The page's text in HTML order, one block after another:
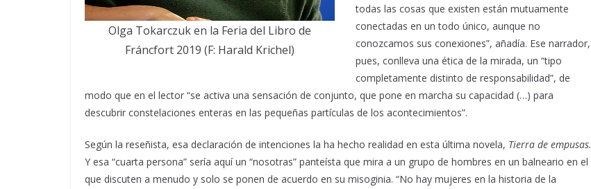
Olga Tokarczuk en la Feria del Libro de
Fráncfort 2019 (F: Harald Krichel)
todas las cosas que existen están mutuamente
conectadas en un todo único, aunque no
conozcamos sus conexiones”, añadía. Ese narrador,
pues, conlleva una ética de la mirada, un “tipo
completamente distinto de responsabilidad”, de
modo que en el lector “se activa una sensación de conjunto, que pone en marcha su capacidad (…) para
descubrir constelaciones enteras en las pequeñas partículas de los acontecimientos”.
Según la reseñista, esa declaración de intenciones la ha hecho realidad en esta última novela, Tierra de empusas.
Y esa “cuarta persona” sería aquí un “nosotras” panteísta que mira a un grupo de hombres en un balneario en el
que discuten a menudo y solo se ponen de acuerdo en su misoginia. “No hay mujeres en la historia de la